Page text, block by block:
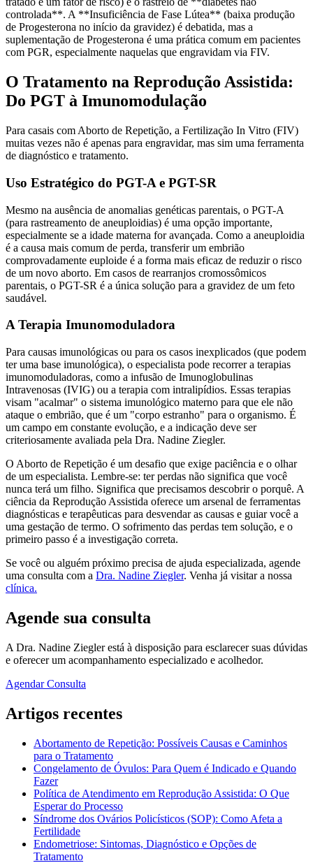
controlada**. A **Insuficiência de Fase Lútea** (baixa produção
de Progesterona no início da gravidez) é debatida, mas a
suplementação de Progesterona é uma prática comum em pacientes
com PGR, especialmente naquelas que engravidam via FIV.
O Tratamento na Reprodução Assistida:
Do PGT à Imunomodulação
Para casais com Aborto de Repetição, a Fertilização In Vitro (FIV)
muitas vezes não é apenas para engravidar, mas sim uma ferramenta
de diagnóstico e tratamento.
Uso Estratégico do PGT-A e PGT-SR
Mesmo na ausência de anomalias genéticas parentais, o PGT-A
(para rastreamento de aneuploidias) é uma opção importante,
especialmente se a idade materna for avançada. Como a aneuploidia
é a causa mais comum de perda, transferir um embrião
comprovadamente euploide é a forma mais eficaz de reduzir o risco
de um novo aborto. Em casos de rearranjos cromossômicos
parentais, o PGT-SR é a única solução para a gravidez de um feto
saudável.
A Terapia Imunomoduladora
Para causas imunológicas ou para os casos inexplicados (que podem
ter uma base imunológica), o especialista pode recorrer a terapias
imunomoduladoras, como a infusão de Imunoglobulinas
Intravenosas (IVIG) ou a terapia com intralipídios. Essas terapias
visam "acalmar" o sistema imunológico materno para que ele não
ataque o embrião, que é um "corpo estranho" para o organismo. É
um campo em constante evolução, e a indicação deve ser
criteriosamente avaliada pela Dra. Nadine Ziegler.
O Aborto de Repetição é um desafio que exige paciência e o olhar
de um especialista. Lembre-se: ter perdas não significa que você
nunca terá um filho. Significa que precisamos descobrir o porquê. A
ciência da Reprodução Assistida oferece um arsenal de ferramentas
diagnósticas e terapêuticas para desvendar as causas e guiar você a
uma gestação de termo. O sofrimento das perdas tem solução, e o
primeiro passo é a investigação correta.
Se você ou alguém próximo precisa de ajuda especializada, agende
uma consulta com a Dra. Nadine Ziegler. Venha já visitar a nossa
clínica.
Agende sua consulta
A Dra. Nadine Ziegler está à disposição para esclarecer suas dúvidas
e oferecer um acompanhamento especializado e acolhedor.
Agendar Consulta
Artigos recentes
Abortamento de Repetição: Possíveis Causas e Caminhos
para o Tratamento
Congelamento de Óvulos: Para Quem é Indicado e Quando
Fazer
Política de Atendimento em Reprodução Assistida: O Que
Esperar do Processo
Síndrome dos Ovários Policísticos (SOP): Como Afeta a
Fertilidade
Endometriose: Sintomas, Diagnóstico e Opções de
Tratamento